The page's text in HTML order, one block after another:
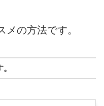
の方法です。